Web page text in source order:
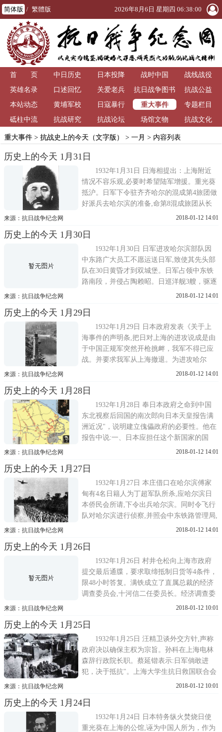
简体版 / 繁體版 2026年8月6日 星期四 06:38:01
首 页 中日历史 日本投降 战时中国
战线战役
英雄名录
口述回忆 关爱老兵
抗日战争图书
馆
抗战公益
本站动态
黄埔军校 日寇暴行 重大事件
专题栏目
砥柱中流
抗战研究 抗战论坛 场馆文物 抗战文化
重大事件> 抗战史上的今天（文字版） > 一月 > 内容列表
历史上的今天 1月31日
1932年1月31日 日海相提出：上海附近
情况不容乐观,必要时希望陆军增援。重光葵
抵沪。日军下令驻齐齐哈尔的混成第4旅团做
好派兵去哈尔滨的准备,命第8混成旅团从长
春北上增援，并有飞机、坦克、装甲车配
起。日机轰炸真茹国际电台。吉林省抗日军
与日军第2师团第3旅团在双城县双城堡激战,
夺回双城车站。吉林抗日游击队...
来源：抗日战争纪念网 2018-01-12 14:01
历史上的今天 1月30日
1932年1月30日 日军进攻哈尔滨部队因
中东路广大员工不愿运送日军,致使其先头部
队在30日黄昏才到双城堡。日军占领中东铁
路南段，并侵占陶赖昭。日巡洋舰3艘，驱逐
舰4艘,航空母舰2艘并陆战队5000人到上海。
何应钦破坏抗战。他在通电中说：……今身
虽在野，犹愿与诸将士誓同生死，尽我天
职。但又说：勿作虚浮之豪气，...
来源：抗日战争纪念网 2018-01-12 14:01
历史上的今天 1月29日
1932年1月29日 日本政府发表《关于上
海事件的声明条,把日对上海的进攻说成是由
于中国正规军突然开枪挑衅，我军不得已应
战。并要求我军从上海撤退。为进攻哈尔
滨，本庄繁命令第2师团主力和第29联队主
队也调到长春。日军第20师团以步、骑、炮
兵7个大队进攻锦州以东大凌河附近的东北义
勇军。清晨，日机20余架对闸北...
来源：抗日战争纪念网 2018-01-12 14:01
历史上的今天 1月28日
1932年1月28日 奉日本政府之命到中国
东北视察后回国的南次郎向日本天皇报告满
洲近况"，说明建立傀儡政府的必要性。他在
报告中说:一、日本应担任这个新国家的国
防，完成吉会铁路的修筑，使日本海变成日
计划焕然一新;二、日本和这个新国家,共同经
营该地区的经济,可以使日本在世界上永久自
给自足;三、如果在这个新国...
来源：抗日战争纪念网 2018-01-12 14:01
历史上的今天 1月27日
1932年1月27日 本庄借口在哈尔滨傅家
甸有4名日籍人为丁超军队所杀,应哈尔滨日
本侨民会所请,下令出兵哈尔滨。同时令飞行
队对哈尔滨进行侦察,并照会中东铁路管理局,
要求对军事运输提供方便。本庄繁认为出兵
兵大队。坂垣拟定了一个有关伪国的建设顺
序纲要。这个纲要确定①以奉天、吉林、黑
龙江三省主席组织中央政务委...
来源：抗日战争纪念网 2018-01-12 14:01
历史上的今天 1月26日
1932年1月26日 村井仓松向上海市政府
提交最后通牒，要求取缔抵制日货等4条件，
限48小时答复。满铁成立了直属总裁的经济
调查委员会,十河信二任委员长。经济调查委
员会吸收了满铁调査课(后改调查部)的几乎
和各部门的双重组织形式。委员由满铁各部
门头目，经调会各部以及各单位头目担任。
经调会和关东军特务部(即原...
来源：抗日战争纪念网 2018-01-12 10:01
历史上的今天 1月25日
1932年1月25日 汪精卫谈外交方针,声称
政府决以确保主权为宗旨。孙科在上海电林
森辞行政院长职。蔡延锴表示:日军倘敢进
犯，决于抵抗"。上海大学生抗日救国联合会
召开干事会议，就日本对三友实业社的挑衅
传队揭露日寇侵华罪行;各校义勇军武装自
卫，严密防备;唤起民众向兵工厂要枪。并请
总工会通知各工友,不要在日人...
来源：抗日战争纪念网 2018-01-12 10:01
历史上的今天 1月24日
1932年1月24日 日本特务纵火焚烧日使
重光葵在上海的公馆,诬为中国人所为，作为